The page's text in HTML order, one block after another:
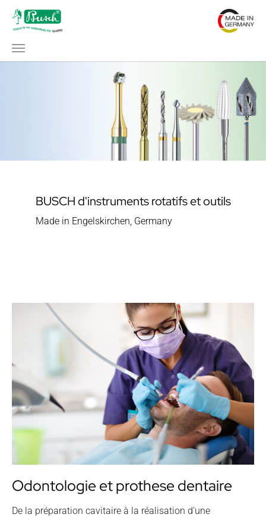
Aller au contenu principal
BUSCH d'instruments rotatifs et outils
Made in Engelskirchen, Germany
Odontologie et prothese dentaire
De la préparation cavitaire à la réalisation d'une